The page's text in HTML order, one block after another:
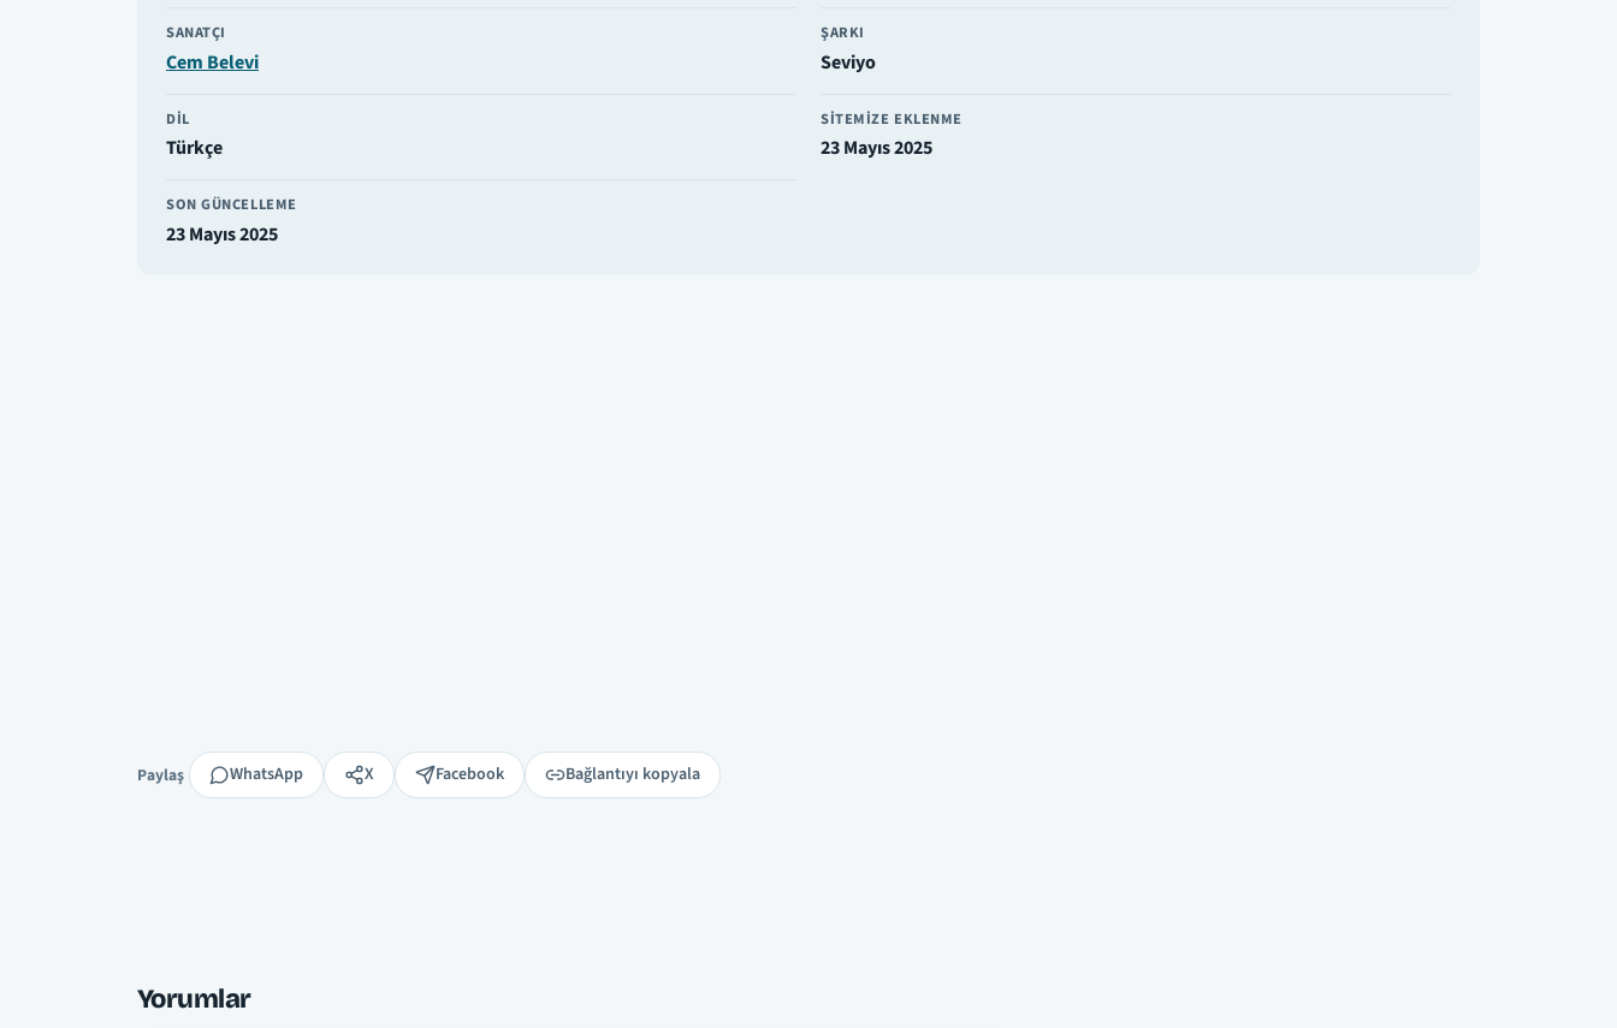
SANATÇI
Cem Belevi
ŞARKI
Seviyo
DIL
Türkçe
SITEMIZE EKLENME
23 Mayıs 2025
SON GÜNCELLEME
23 Mayıs 2025
Paylaş
Paylaş WhatsApp X Facebook Bağlantıyı kopyala
Yorumlar